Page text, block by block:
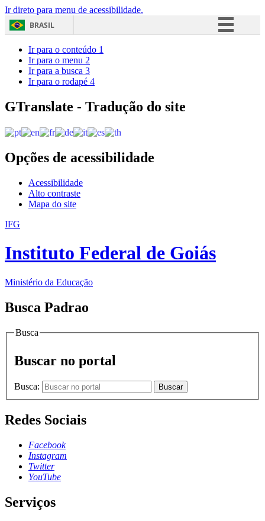
Ir direto para menu de acessibilidade.
BRASIL
Acesso à informação
Ir para o conteúdo 1
Ir para o menu 2
Ir para a busca 3
Ir para o rodapé 4
GTranslate - Tradução do site
Opções de acessibilidade
Acessibilidade
Alto contraste
Mapa do site
IFG
Instituto Federal de Goiás
Ministério da Educação
Busca Padrao
Busca
Buscar no portal
Busca: Buscar
Redes Sociais
Facebook
Instagram
Twitter
YouTube
Serviços